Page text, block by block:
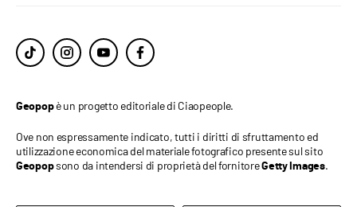
Geopopè un progetto editoriale di Ciaopeople.
Ove non espressamente indicato, tutti i diritti di sfruttamento ed
utilizzazione economica del materiale fotografico presente sul sito
Geopopsono da intendersi di proprietà del fornitoreGetty Images.